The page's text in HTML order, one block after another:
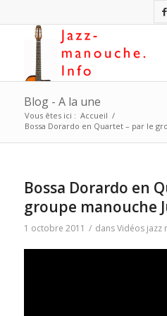
Blog - A la une
Vous êtes ici : Accueil /
Bossa Dorardo en Quartet – par le
Bossa Dorardo en
groupe manouche
1 octobre 2011 / dansVidéos jazz